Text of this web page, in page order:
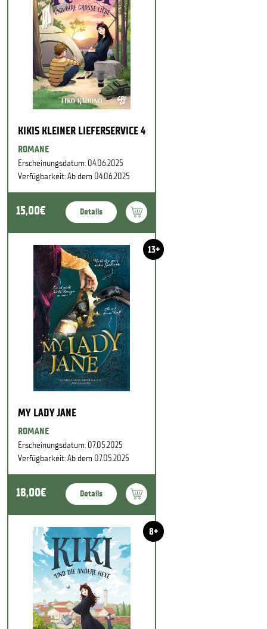
KIKIS KLEINER LIEFERSERVICE 4
ROMANE
Erscheinungsdatum: 04.06.2025
Verfügbarkeit: Ab dem 04.06.2025
15,00€ Details
13+
MY LADY JANE
ROMANE
Erscheinungsdatum: 07.05.2025
Verfügbarkeit: Ab dem 07.05.2025
18,00€ Details
8+